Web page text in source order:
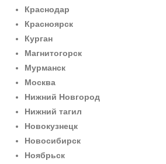
Краснодар
Красноярск
Курган
Магнитогорск
Мурманск
Москва
Нижний Новгород
Нижний тагил
Новокузнецк
Новосибирск
Ноябрьск